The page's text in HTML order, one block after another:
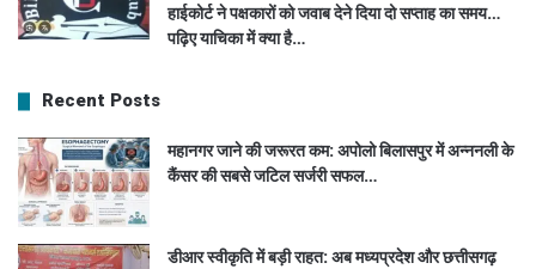
हाईकोर्ट ने पक्षकारों को जवाब देने दिया दो सप्ताह का समय…
पढ़िए याचिका में क्या है…
Recent Posts
महानगर जाने की जरूरत कम: अपोलो बिलासपुर में अन्ननली के
कैंसर की सबसे जटिल सर्जरी सफल…
डीआर स्वीकृति में बड़ी राहत: अब मध्यप्रदेश और छत्तीसगढ़